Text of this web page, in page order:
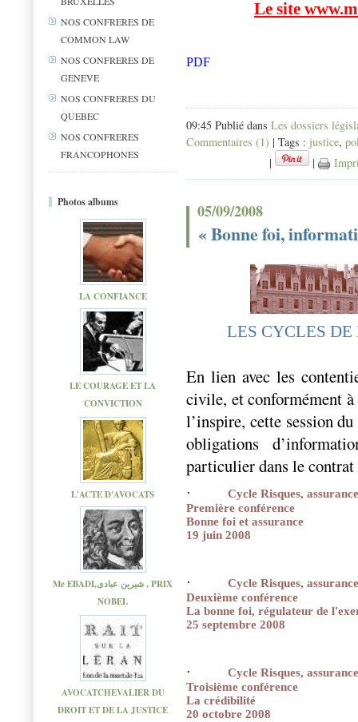
NOS CONFRERES DE
COMMON LAW
NOS CONFRERES DE
GENEVE
NOS CONFRERES DU
QUEBEC
NOS CONFRERES
FRANCOPHONES
Photos albums
LA CONFIANCE
LE COURAGE ET LA
CONVICTION
L'ACTE D'AVOCATS
Me EBADI,شیرین عبادی , PRIX
NOBEL
AVOCATCHEVALIER DU
DROIT ET DE LA JUSTICE
Le site
PDF
09:45 Publié dans Les dossiers
Commentaires (1) | Tags : justice,
|
|
05/09/2008
« Bonne foi,
LES CYCLES DE
En lien avec les
civile, et conformément
l’inspire, cette session
obligations
particulier dans le contrat
·
Cycle Risques,
Première conférence
Bonne foi et assurance
19 juin 2008
·
Cycle Risques,
Deuxième conférence
La bonne foi, régulateur de
25 septembre 2008
·
Cycle Risques,
Troisième conférence
La crédibilité
20 octobre 2008